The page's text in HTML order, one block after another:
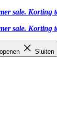
sale. Korting
sale. Korting
Sluiten